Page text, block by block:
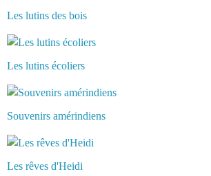
Les lutins des bois
Les lutins écoliers
Souvenirs amérindiens
Les rêves d'Heidi